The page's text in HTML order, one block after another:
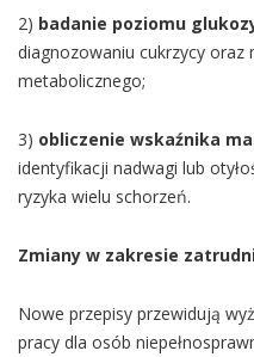
2) badanie poziomu
diagnozowaniu cukrzycy
metabolicznego;
3) obliczenie wskaźnika
identyfikacji nadwagi lub
ryzyka wielu schorzeń.
Zmiany w zakresie
Nowe przepisy przewidują
pracy dla osób